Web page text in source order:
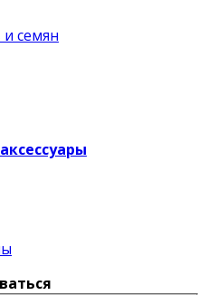
семян